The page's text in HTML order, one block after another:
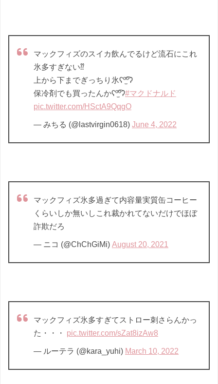
マックフィズのスイカ飲んでるけど流石にこれ
氷多すぎない⁇
上から下までぎっちり氷ʕº̫͡ºʔ
保冷剤でも買ったんかʕº̫͡ºʔ#マクドナルド
pic.twitter.com/HSctA9QqgO
— みちる (@lastvirgin0618) June 4, 2022
マックフィズ氷多過ぎて内容量実質缶コーヒー
くらいしか無いしこれ裁かれてないだけでほぼ
詐欺だろ
— ニコ (@ChChGiMi) August 20, 2021
マックフィズ氷多すぎてストロー刺さらんかっ
た・・・ pic.twitter.com/sZat8izAw8
— ルーテラ (@kara_yuhi) March 10, 2022